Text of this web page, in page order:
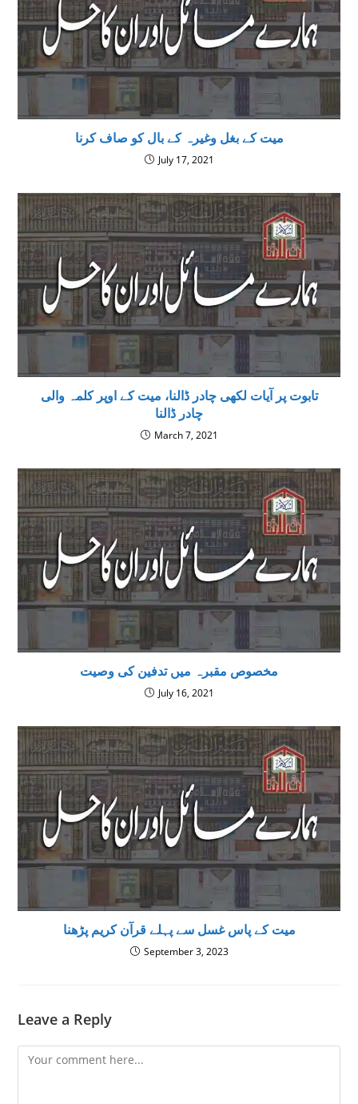
میت کے بغل وغیرہ کے بال کو صاف کرنا
July 17, 2021
تابوت پر آیات لکھی چادر ڈالنا، میت کے اوپر کلمہ والی
چادر ڈالنا
March 7, 2021
مخصوص مقبرہ میں تدفین کی وصیت
July 16, 2021
میت کے پاس غسل سے پہلے قرآن کریم پڑھنا
September 3, 2023
Leave a Reply
Comment